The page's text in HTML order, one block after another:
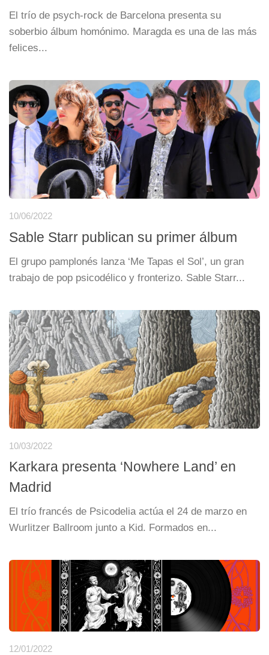
El trío de psych-rock de Barcelona presenta su
soberbio álbum homónimo. Maragda es una de las más
felices...
10/06/2022
Sable Starr publican su primer álbum
El grupo pamplonés lanza ‘Me Tapas el Sol’, un gran
trabajo de pop psicodélico y fronterizo. Sable Starr...
10/03/2022
Karkara presenta ‘Nowhere Land’ en
Madrid
El trío francés de Psicodelia actúa el 24 de marzo en
Wurlitzer Ballroom junto a Kid. Formados en...
12/01/2022